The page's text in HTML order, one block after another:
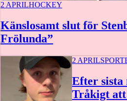
2 APRILHOCKEY
Känslosamt slut för
Frölunda”
2 APRIL
Efter sista
Tråkigt att